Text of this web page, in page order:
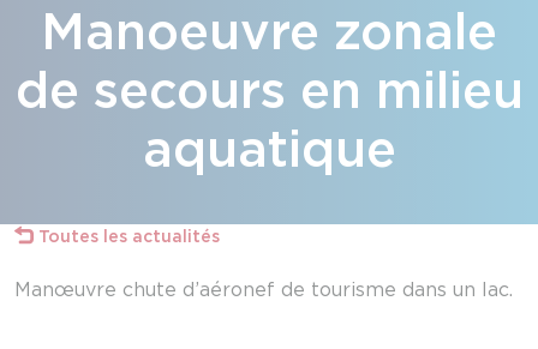
Manoeuvre zonale
de secours en milieu
aquatique
Toutes les actualités
Manœuvre chute d’aéronef de tourisme dans un lac.